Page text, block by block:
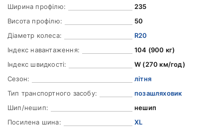
Ширина профілю:
235
Висота профілю:
50
Діаметр колеса:
R20
Індекс навантаження:
104 (900 кг)
Індекс швидкості:
W (270 км/год)
Сезон:
літня
Тип транспортного засобу:
позашляховик
Шип/нешип:
нешип
Посилена шина:
XL